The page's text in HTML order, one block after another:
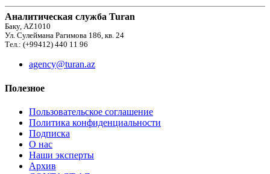
Аналитическая служба Turan
Баку, AZ1010
Ул. Сулеймана Рагимова 186, кв. 24
Тел.: (+99412) 440 11 96
agency@turan.az
Полезное
Пользовательское соглашение
Политика конфиденциальности
Подписка
О нас
Наши эксперты
Архив